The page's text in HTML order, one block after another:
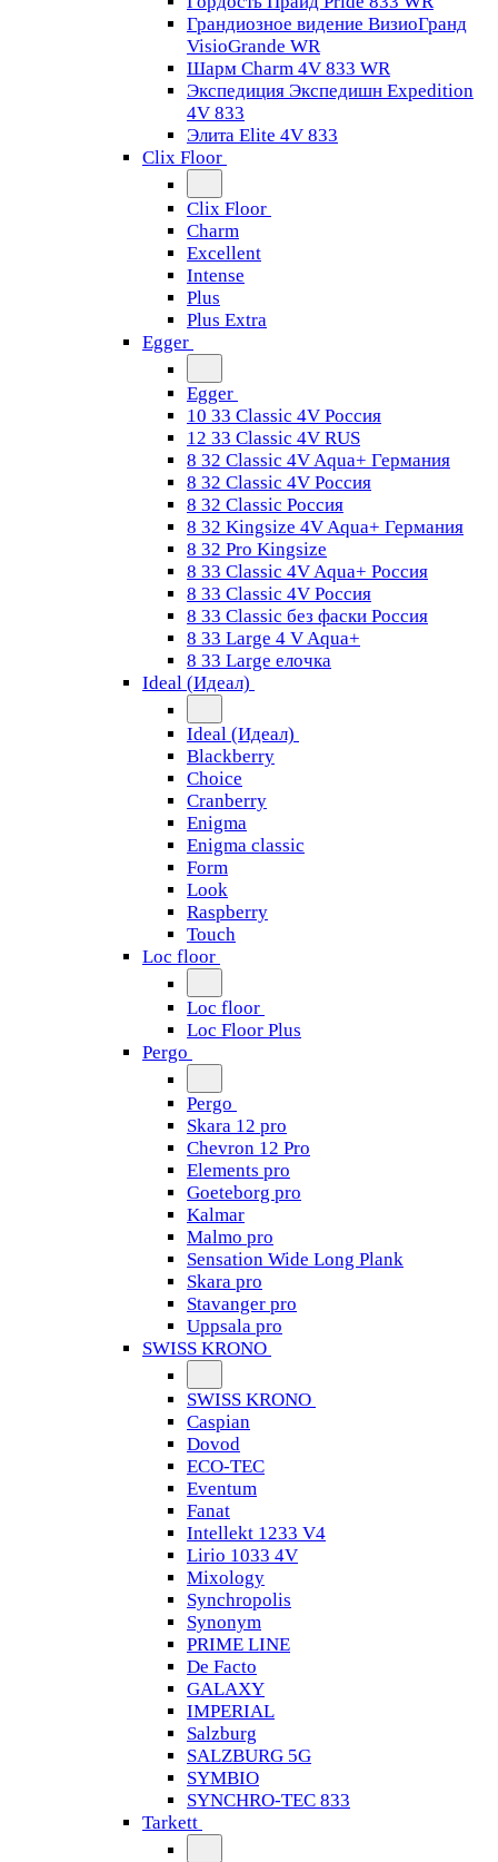
Грандиозное видение ВизиоГранд
VisioGrande WR
Шарм Charm 4V 833 WR
Экспедиция Экспедишн Expedition
4V 833
Элита Elite 4V 833
Clix Floor
Clix Floor
Charm
Excellent
Intense
Plus
Plus Extra
Egger
Egger
10 33 Classic 4V Россия
12 33 Classic 4V RUS
8 32 Classic 4V Aqua+ Германия
8 32 Classic 4V Россия
8 32 Classic Россия
8 32 Kingsize 4V Aqua+ Германия
8 32 Pro Kingsize
8 33 Classic 4V Aqua+ Россия
8 33 Classic 4V Россия
8 33 Classic без фаски Россия
8 33 Large 4 V Aqua+
8 33 Large елочка
Ideal (Идеал)
Ideal (Идеал)
Blackberry
Choice
Cranberry
Enigma
Enigma classic
Form
Look
Raspberry
Touch
Loc floor
Loc floor
Loc Floor Plus
Pergo
Pergo
Skara 12 pro
Chevron 12 Pro
Elements pro
Goeteborg pro
Kalmar
Malmo pro
Sensation Wide Long Plank
Skara pro
Stavanger pro
Uppsala pro
SWISS KRONO
SWISS KRONO
Caspian
Dovod
ECO-TEC
Eventum
Fanat
Intellekt 1233 V4
Lirio 1033 4V
Mixology
Synchropolis
Synonym
PRIME LINE
De Facto
GALAXY
IMPERIAL
Salzburg
SALZBURG 5G
SYMBIO
SYNCHRO-TEC 833
Tarkett